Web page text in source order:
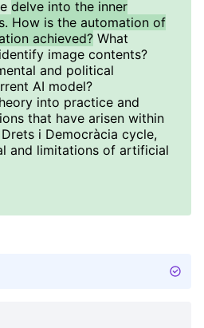
delve into the inner
How is the automation of
achieved? What
image contents?
and political
AI model?
into practice and
that have arisen within
i Democràcia cycle,
and limitations of artificial